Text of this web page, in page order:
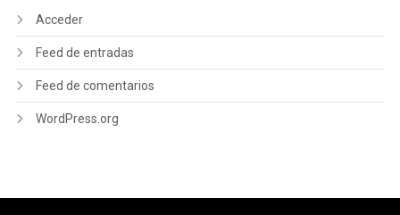
Acceder
Feed de entradas
Feed de comentarios
WordPress.org